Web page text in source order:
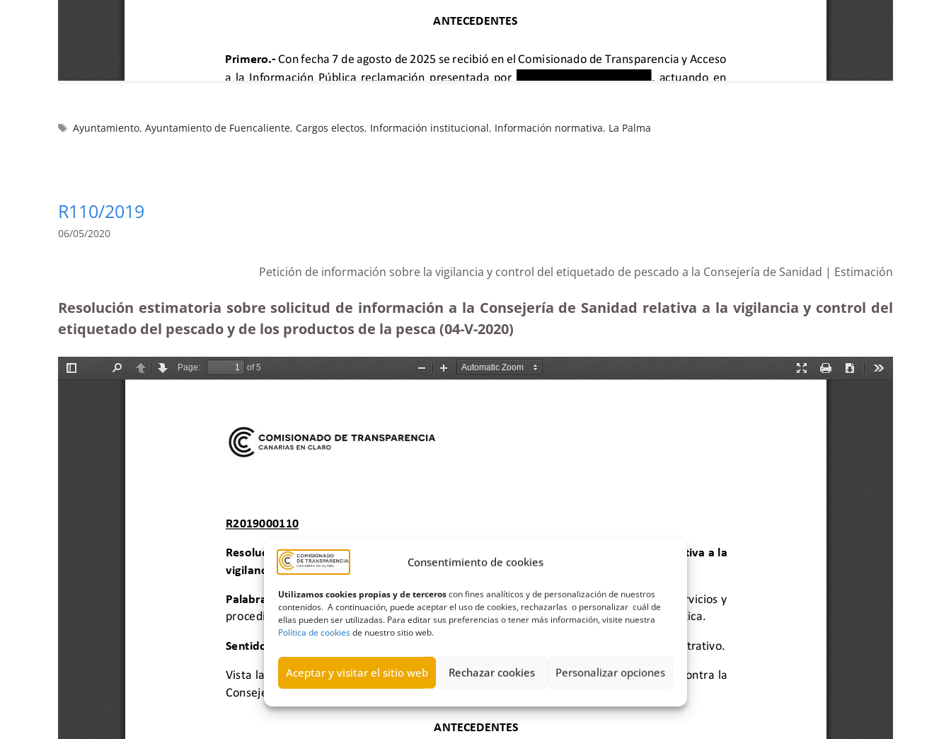
Consentimiento de cookies
Utilizamos cookies propias y de terceroscon fines analíticos y de personalización de nuestros
contenidos. A continuación, puede aceptar el uso de cookies, rechazarlas o personalizar cuál de
ellas pueden ser utilizadas. Para editar sus preferencias o tener más información, visite nuestra
Política de cookiesde nuestro sitio web.
Aceptar y visitar el sitio web Rechazar cookies Personalizar opciones
Ayuntamiento,Ayuntamiento de Fuencaliente,Cargos electos, Información institucional, Información normativa, La Palma
R110/2019
06/05/2020
Petición de información sobre la vigilancia y control del etiquetado de pescado a la Consejería de Sanidad | Estimación
Resolución estimatoria sobre solicitud de información a la Consejería de Sanidad relativa a la vigilancia y control del
etiquetado del pescado y de los productos de la pesca (04-V-2020)